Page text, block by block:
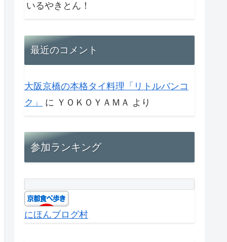
いるやきとん！
最近のコメント
大阪京橋の本格タイ料理「リトルバンコ
ク」
に ＹＯＫＯＹＡＭＡ より
参加ランキング
にほんブログ村